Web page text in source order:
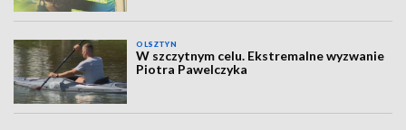
OLSZTYN
W szczytnym celu. Ekstremalne wyzwanie
Piotra Pawelczyka